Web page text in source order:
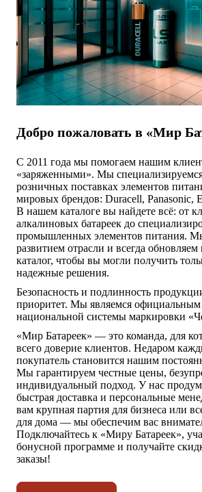
Добро пожаловать в «Мир
С 2011 года мы помогаем нашим
«заряженными». Мы
розничных поставках элементов
мировых брендов: Duracell, Panasonic,
В нашем каталоге вы найдете всё: от
алкалиновых батареек до
промышленных элементов питания.
развитием отрасли и всегда
каталог, чтобы вы могли получить
надежные решения.
Безопасность и подлинность
приоритет. Мы являемся официальным
национальной системы маркировки
«Мир Батареек» — это команда, для
всего доверие клиентов. Недаром
покупатель становится нашим
Мы гарантируем честные цены,
индивидуальный подход. У нас
быстрая доставка и персональные
вам крупная партия для бизнеса или
для дома — мы обеспечим вас
Подключайтесь к «Миру Батареек»,
бонусной программе и получайте
заказы!